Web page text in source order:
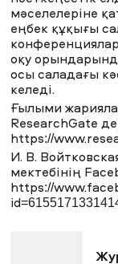
мәселелеріне
еңбек құқығы
оқу
осы саладағы
келеді.
Ғылыми
ResearchGate
https://
И. В.
мектебінің
https://